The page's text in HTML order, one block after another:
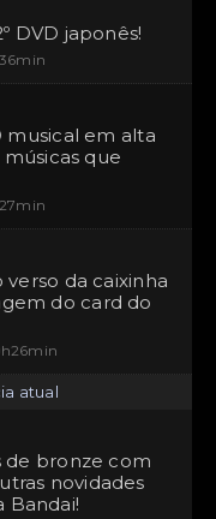
DVD japonês!
musical em alta
que
da caixinha
do card do
atual
de bronze com
novidades
Bandai!